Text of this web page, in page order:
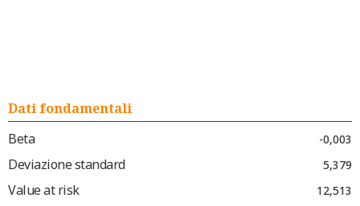
Dati fondamentali
Beta
-0,003
Deviazione standard 5,379
Value at risk 12,513